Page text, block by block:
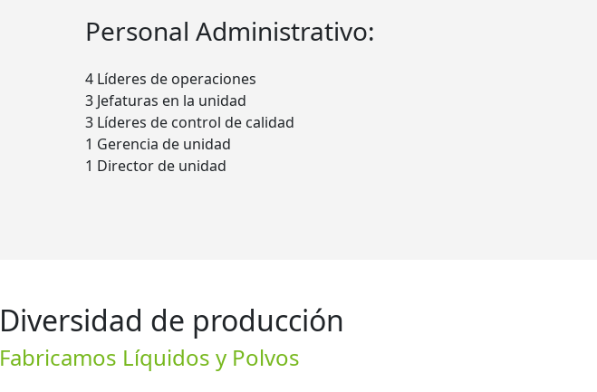
Personal Administrativo:
4 Líderes de operaciones
3 Jefaturas en la unidad
3 Líderes de control de calidad
1 Gerencia de unidad
1 Director de unidad
Diversidad de producción
Fabricamos Líquidos y Polvos